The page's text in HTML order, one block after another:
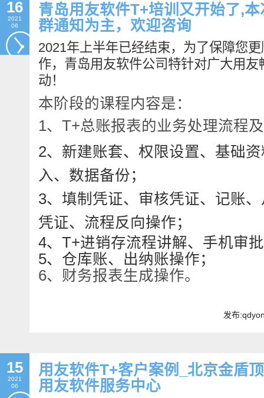
16
2021
06
青岛用友软件T+培训又开始了,
群通知为主，欢迎咨询
2021年上半年已经结束，为了保障您
作，青岛用友软件公司特针对广大用
动！
本阶段的课程内容是：
1、T+总账报表的业务处理流程
2、新建账套、权限设置、基础
入、数据备份；
3、填制凭证、审核凭证、记账
凭证、流程反向操作；
4、T+进销存流程讲解、手机审
5、仓库账、出纳账操作；
6、财务报表生成操作。
发布
15
2021
06
用友软件T+客户案例_北京金盾
用友软件服务中心